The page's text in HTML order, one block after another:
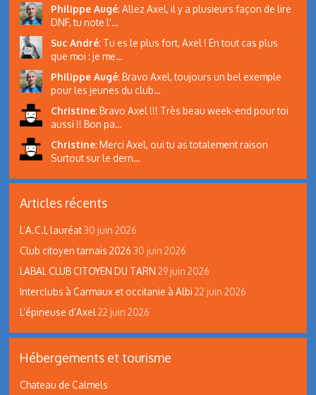
Philippe Augé: Allez Axel, il y a plusieurs façon de lire
DNF, tu note l'…
Suc André: Tu es le plus fort, Axel ! En tout cas plus
que moi : je me…
Philippe Augé: Bravo Axel, toujours un bel exemple
pour les jeunes du club…
Christine: Bravo Axel !!! Très beau week-end pour toi
aussi !! Bon pa…
Christine: Merci Axel, oui tu as totalement raison
Surtout sur le dern…
Articles récents
L’A.C.L lauréat 30 juin 2026
Club citoyen tarnais 2026 30 juin 2026
LABAL CLUB CITOYEN DU TARN 29 juin 2026
Interclubs à Carmaux et occitanie à Albi 22 juin 2026
L’épineuse d’Axel 22 juin 2026
Hébergements et tourisme
Chateau de Calmels